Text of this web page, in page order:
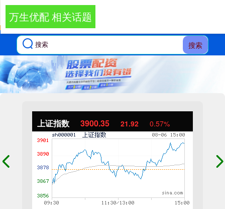
搜索
上证指数 3900.35 21.92 0.57%
万生优配 相关话题